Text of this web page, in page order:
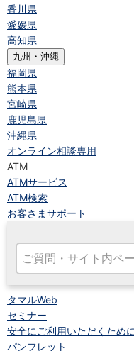
香川県
愛媛県
高知県
九州・沖縄
福岡県
熊本県
宮崎県
鹿児島県
沖縄県
オンライン相談専用
ATM
ATMサービス
ATM検索
お客さまサポート
タマルWeb
セミナー
安全にご利用いただくために
パンフレット